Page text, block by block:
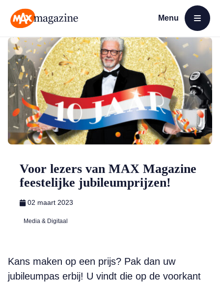
Menu
Open menu
Voor lezers van MAX Magazine
feestelijke jubileumprijzen!
02 maart 2023
Media & Digitaal
Kans maken op een prijs? Pak dan uw
jubileumpas erbij! U vindt die op de voorkant